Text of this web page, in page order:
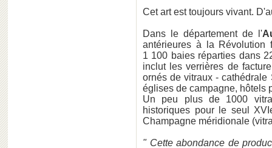
Cet art est toujours vivant.
Dans le département de l'
antérieures à la Révolution
1 100 baies réparties dans
inclut les verrières de
ornés de vitraux -
églises de campagne, hôtels
Un peu plus de 1000
historiques pour le seul
Champagne méridionale
" Cette abondance de